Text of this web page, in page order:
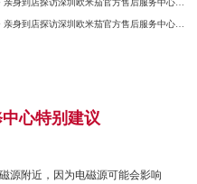
心特别建议
源附近，因为电磁源可能会影响